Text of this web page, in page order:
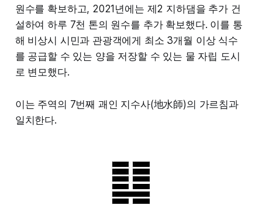
원수를 확보하고, 2021년에는 제2 지하댐을 추가 건
설하여 하루 7천 톤의 원수를 추가 확보했다. 이를 통
해 비상시 시민과 관광객에게 최소 3개월 이상 식수
를 공급할 수 있는 양을 저장할 수 있는 물 자립 도시
로 변모했다.
이는 주역의 7번째 괘인 지수사(地水師)의 가르침과
일치한다.